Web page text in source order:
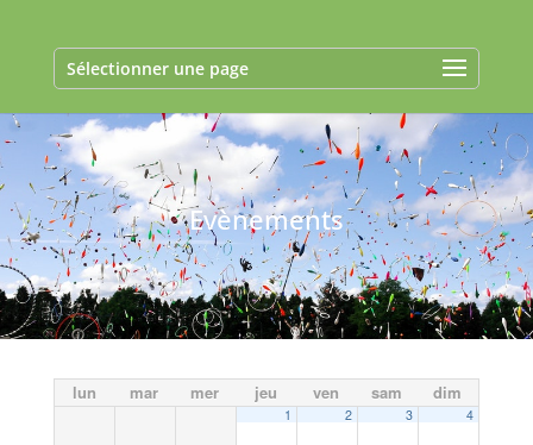
Sélectionner une page
Evènements
lun mar mer jeu ven sam dim
1 2 3 4